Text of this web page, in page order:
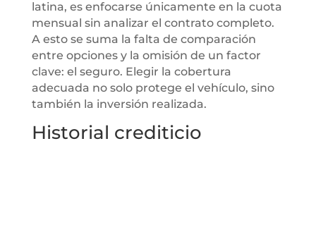
latina, es enfocarse únicamente en la cuota
mensual sin analizar el contrato completo.
A esto se suma la falta de comparación
entre opciones y la omisión de un factor
clave: el seguro. Elegir la cobertura
adecuada no solo protege el vehículo, sino
también la inversión realizada.
Historial crediticio